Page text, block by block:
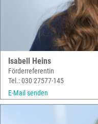
Isabell Heins
Förderreferentin
Tel.: 030 27577-145
E-Mail senden